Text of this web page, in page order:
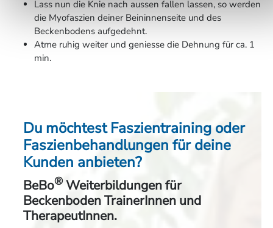
Lass nun die Knie nach aussen fallen lassen, so werden
die Myofaszien deiner Beininnenseite und des
Beckenbodens aufgedehnt.
Atme ruhig weiter und geniesse die Dehnung für ca. 1
min.
Du möchtest Faszientraining oder
Faszienbehandlungen für deine
Kunden anbieten?
BeBo®Weiterbildungen für
Beckenboden TrainerInnen und
TherapeutInnen.